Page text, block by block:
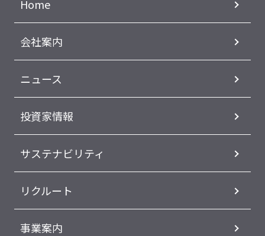
Home
会社案内
ニュース
投資家情報
サステナビリティ
リクルート
事業案内